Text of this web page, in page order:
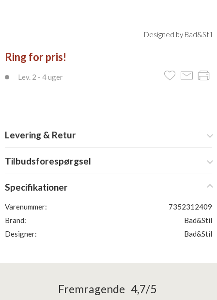
Designed by Bad&Stil
Ring for pris!
Lev. 2 - 4 uger
Levering & Retur
Tilbudsforespørgsel
Specifikationer
Varenummer:
7352312409
Brand:
Bad&Stil
Designer:
Bad&Stil
Fremragende 4,7/5